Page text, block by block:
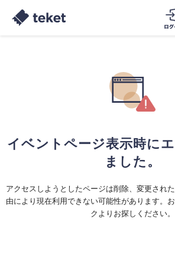
イベントページ表示時に
ました。
アクセスしようとしたページは削除、変更され
由により現在利用できない可能性があります。
クよりお探しください。